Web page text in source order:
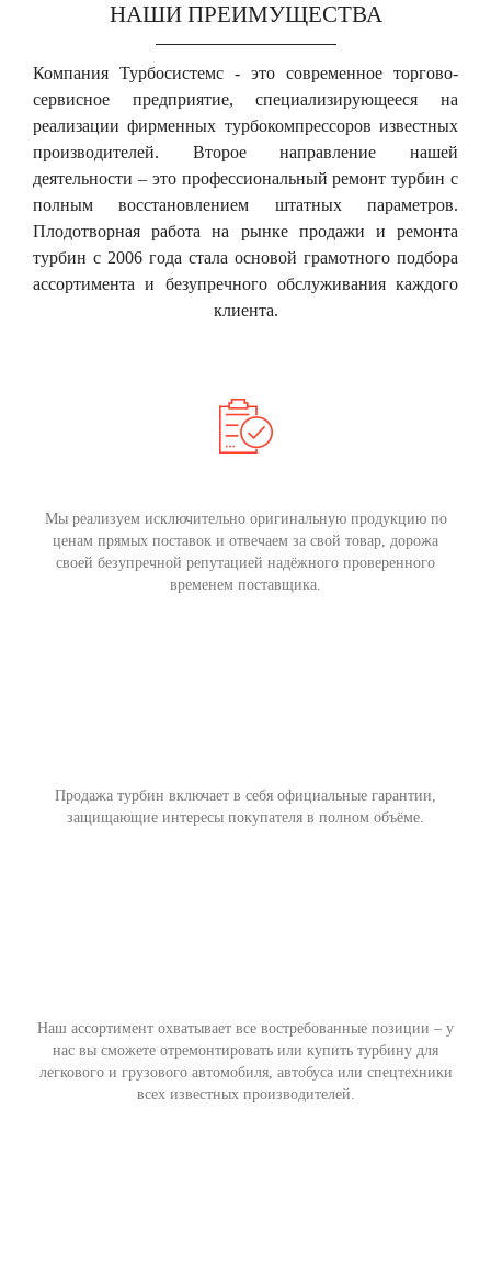
НАШИ ПРЕИМУЩЕСТВА
Компания Турбосистемс - это современное торгово-
сервисное предприятие, специализирующееся на
реализации фирменных турбокомпрессоров известных
производителей. Второе направление нашей
деятельности – это профессиональный ремонт турбин с
полным восстановлением штатных параметров.
Плодотворная работа на рынке продажи и ремонта
турбин с 2006 года стала основой грамотного подбора
ассортимента и безупречного обслуживания каждого
клиента.
Мы реализуем исключительно оригинальную продукцию по
ценам прямых поставок и отвечаем за свой товар, дорожа
своей безупречной репутацией надёжного проверенного
временем поставщика.
Продажа турбин включает в себя официальные гарантии,
защищающие интересы покупателя в полном объёме.
Наш ассортимент охватывает все востребованные позиции – у
нас вы сможете отремонтировать или купить турбину для
легкового и грузового автомобиля, автобуса или спецтехники
всех известных производителей.